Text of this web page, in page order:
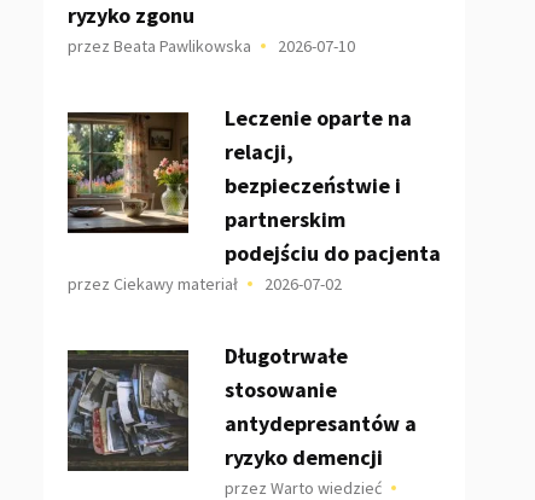
ryzyko zgonu
przez Beata Pawlikowska 2026-07-10
Leczenie oparte na
relacji,
bezpieczeństwie i
partnerskim
podejściu do pacjenta
przez Ciekawy materiał 2026-07-02
Długotrwałe
stosowanie
antydepresantów a
ryzyko demencji
przez Warto wiedzieć